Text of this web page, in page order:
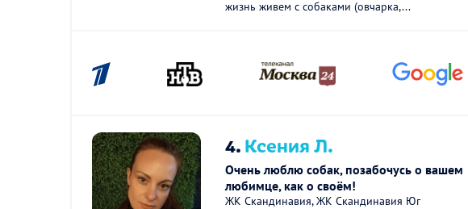
жизнь живем с собаками (овчарка,...
4.Ксения Л.
Очень люблю собак, позабочусь о вашем
любимце, как о своём!
ЖК Скандинавия, ЖК Скандинавия Юг